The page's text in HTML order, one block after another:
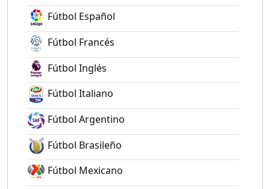
Fútbol Español
Fútbol Francés
Fútbol Inglés
Fútbol Italiano
Fútbol Argentino
Fútbol Brasileño
Fútbol Mexicano